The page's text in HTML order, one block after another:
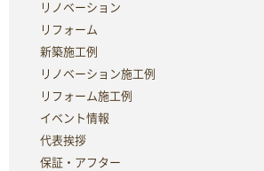
リノベーション
リフォーム
新築施工例
リノベーション施工例
リフォーム施工例
イベント情報
代表挨拶
保証・アフター